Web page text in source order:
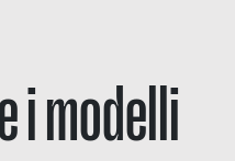
i modelli